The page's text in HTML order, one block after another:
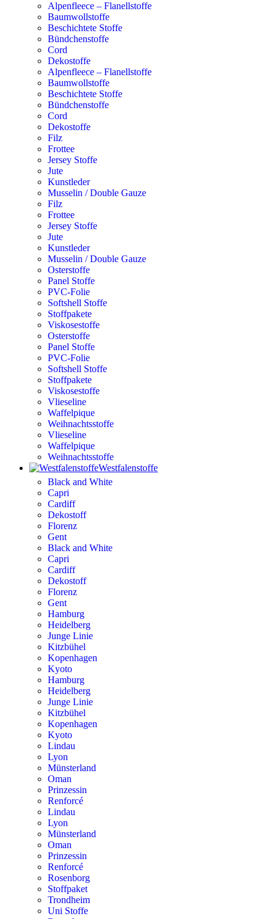
Alpenfleece – Flanellstoffe
Baumwollstoffe
Beschichtete Stoffe
Bündchenstoffe
Cord
Dekostoffe
Alpenfleece – Flanellstoffe
Baumwollstoffe
Beschichtete Stoffe
Bündchenstoffe
Cord
Dekostoffe
Filz
Frottee
Jersey Stoffe
Jute
Kunstleder
Musselin / Double Gauze
Filz
Frottee
Jersey Stoffe
Jute
Kunstleder
Musselin / Double Gauze
Osterstoffe
Panel Stoffe
PVC-Folie
Softshell Stoffe
Stoffpakete
Viskosestoffe
Osterstoffe
Panel Stoffe
PVC-Folie
Softshell Stoffe
Stoffpakete
Viskosestoffe
Vlieseline
Waffelpique
Weihnachtsstoffe
Vlieseline
Waffelpique
Weihnachtsstoffe
Westfalenstoffe
Black and White
Capri
Cardiff
Dekostoff
Florenz
Gent
Black and White
Capri
Cardiff
Dekostoff
Florenz
Gent
Hamburg
Heidelberg
Junge Linie
Kitzbühel
Kopenhagen
Kyoto
Hamburg
Heidelberg
Junge Linie
Kitzbühel
Kopenhagen
Kyoto
Lindau
Lyon
Münsterland
Oman
Prinzessin
Renforcé
Lindau
Lyon
Münsterland
Oman
Prinzessin
Renforcé
Rosenborg
Stoffpaket
Trondheim
Uni Stoffe